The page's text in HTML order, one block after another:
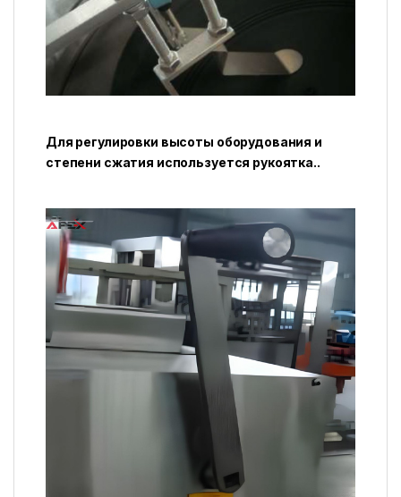
Для регулировки высоты оборудования и
степени сжатия используется рукоятка..